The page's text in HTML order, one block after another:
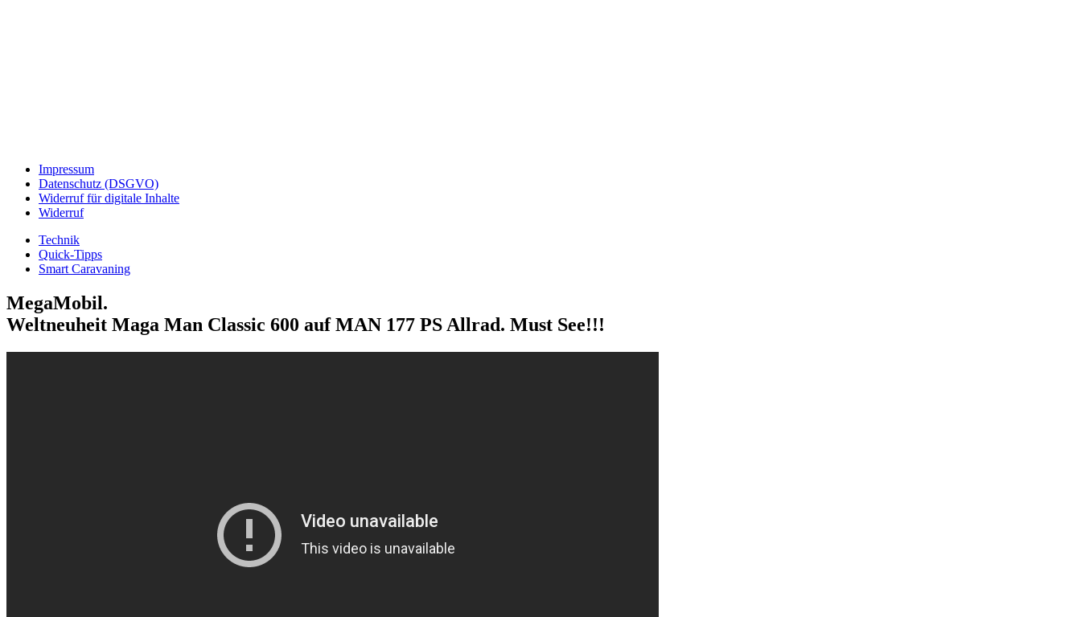
Impressum
Datenschutz (DSGVO)
Widerruf für digitale Inhalte
Widerruf
Technik
Quick-Tipps
Smart Caravaning
MegaMobil.
Weltneuheit Maga Man Classic 600 auf MAN 177 PS Allrad. Must See!!!